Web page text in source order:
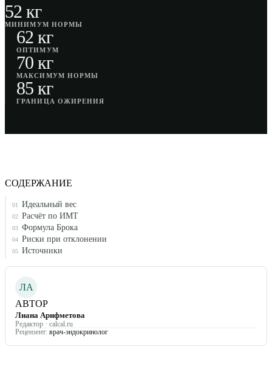
52 кг
МИНИМУМ НОРМЫ
62 кг
ОПТИМУМ
70 кг
МАКСИМУМ НОРМЫ
85 кг
ГРАНИЦА ОЖИРЕНИЯ
СОДЕРЖАНИЕ
01 Идеальный вес
02 Расчёт по ИМТ
03 Формула Брока
04 Риски при отклонении
05 Источники
ЛА
АВТОР
Лиана Арифметова
Редактор · calcal.ru
Рецензент: врач-эндокринолог